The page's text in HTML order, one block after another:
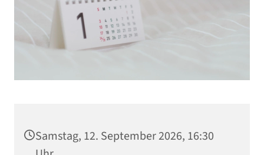
Samstag, 12. September 2026, 16:30